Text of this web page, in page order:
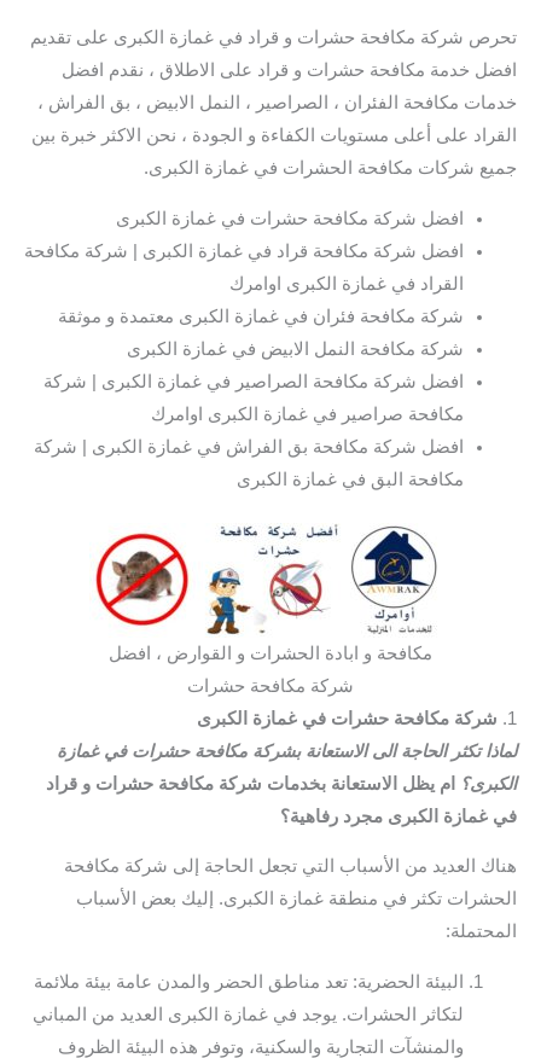
تحرص شركة مكافحة حشرات و قراد في غمازة الكبرى على تقديم
افضل خدمة مكافحة حشرات و قراد على الاطلاق ، نقدم افضل
خدمات مكافحة الفئران ، الصراصير ، النمل الابيض ، بق الفراش ،
القراد على أعلى مستويات الكفاءة و الجودة ، نحن الاكثر خبرة بين
جميع شركات مكافحة الحشرات في غمازة الكبرى.
افضل شركة مكافحة حشرات في غمازة الكبرى
افضل شركة مكافحة قراد في غمازة الكبرى | شركة مكافحة
القراد في غمازة الكبرى اوامرك
شركة مكافحة فئران في غمازة الكبرى معتمدة و موثقة
شركة مكافحة النمل الابيض في غمازة الكبرى
افضل شركة مكافحة الصراصير في غمازة الكبرى | شركة
مكافحة صراصير في غمازة الكبرى اوامرك
افضل شركة مكافحة بق الفراش في غمازة الكبرى | شركة
مكافحة البق في غمازة الكبرى
مكافحة و ابادة الحشرات و القوارض ، افضل
شركة مكافحة حشرات
1.
شركة مكافحة حشرات في غمازة الكبرى
لماذا تكثر الحاجة الى الاستعانة بشركة مكافحة حشرات في غمازة
الكبرى؟
ام يظل الاستعانة بخدمات شركة مكافحة حشرات و قراد
في غمازة الكبرى مجرد رفاهية؟
هناك العديد من الأسباب التي تجعل الحاجة إلى شركة مكافحة
الحشرات تكثر في منطقة غمازة الكبرى. إليك بعض الأسباب
المحتملة:
البيئة الحضرية: تعد مناطق الحضر والمدن عامة بيئة ملائمة
لتكاثر الحشرات. يوجد في غمازة الكبرى العديد من المباني
والمنشآت التجارية والسكنية، وتوفر هذه البيئة الظروف